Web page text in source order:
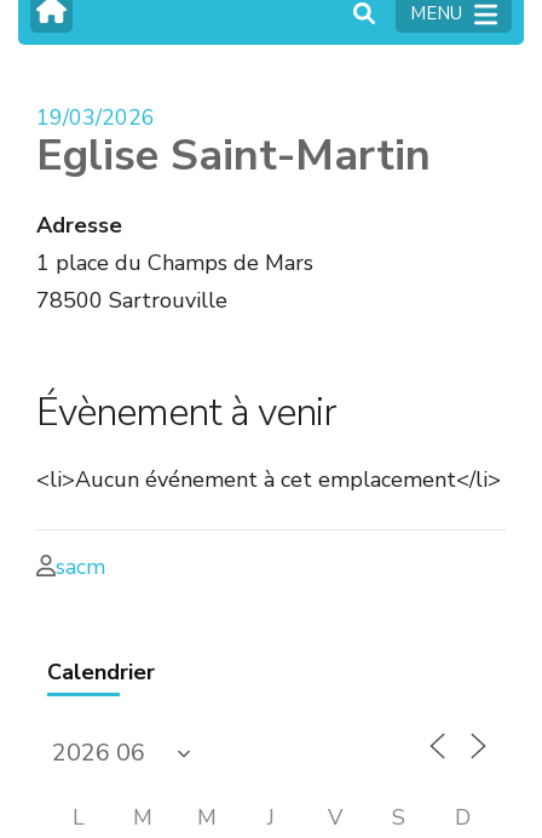
MENU
19/03/2026
Eglise Saint-Martin
Adresse
1 place du Champs de Mars
78500 Sartrouville
Évènement à venir
<li>Aucun événement à cet emplacement</li>
sacm
Calendrier
L M M J V S D